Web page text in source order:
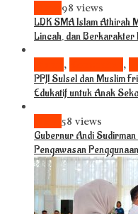
98 views
LDK SMA Islam Athirah
Lincah, dan Berkarakter
, ,
PPJI Sulsel dan Muslim
Edukatif untuk Anak
58 views
Gubernur Andi
Pengawasan